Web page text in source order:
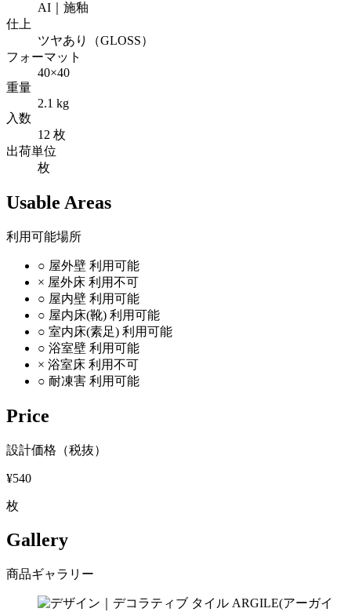
AI｜施釉
仕上
ツヤあり（GLOSS）
フォーマット
40×40
重量
2.1 kg
入数
12 枚
出荷単位
枚
Usable Areas
利用可能場所
○ 屋外壁 利用可能
× 屋外床 利用不可
○ 屋内壁 利用可能
○ 屋内床(靴) 利用可能
○ 室内床(素足) 利用可能
○ 浴室壁 利用可能
× 浴室床 利用不可
○ 耐凍害 利用可能
Price
設計価格（税抜）
¥540
枚
Gallery
商品ギャラリー